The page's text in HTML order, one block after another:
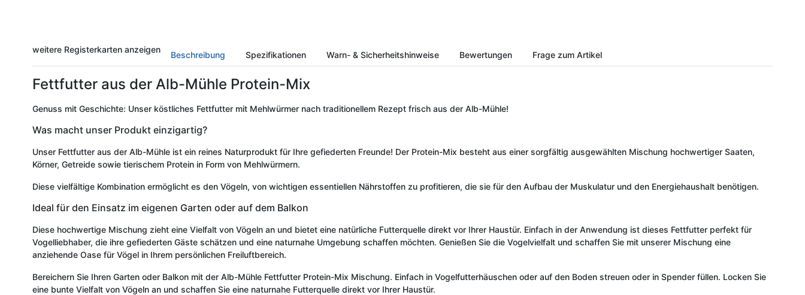
weitere Registerkarten anzeigen
Beschreibung Spezifikationen Warn- & Sicherheitshinweise Bewertungen Frage zum Artikel
Fettfutter aus der Alb-Mühle Protein-Mix
Genuss mit Geschichte: Unser köstliches Fettfutter mit Mehlwürmer nach traditionellem Rezept frisch aus der Alb-Mühle!
Was macht unser Produkt einzigartig?
Unser Fettfutter aus der Alb-Mühle ist ein reines Naturprodukt für Ihre gefiederten Freunde! Der Protein-Mix besteht aus einer sorgfältig ausgewählten Mischung hochwertiger Saaten,
Körner, Getreide sowie tierischem Protein in Form von Mehlwürmern.
Diese vielfältige Kombination ermöglicht es den Vögeln, von wichtigen essentiellen Nährstoffen zu profitieren, die sie für den Aufbau der Muskulatur und den Energiehaushalt benötigen.
Ideal für den Einsatz im eigenen Garten oder auf dem Balkon
Diese hochwertige Mischung zieht eine Vielfalt von Vögeln an und bietet eine natürliche Futterquelle direkt vor Ihrer Haustür. Einfach in der Anwendung ist dieses Fettfutter perfekt für
Vogelliebhaber, die ihre gefiederten Gäste schätzen und eine naturnahe Umgebung schaffen möchten. Genießen Sie die Vogelvielfalt und schaffen Sie mit unserer Mischung eine
anziehende Oase für Vögel in Ihrem persönlichen Freiluftbereich.
Bereichern Sie Ihren Garten oder Balkon mit der Alb-Mühle Fettfutter Protein-Mix Mischung. Einfach in Vogelfutterhäuschen oder auf den Boden streuen oder in Spender füllen. Locken Sie
eine bunte Vielfalt von Vögeln an und schaffen Sie eine naturnahe Futterquelle direkt vor Ihrer Haustür.